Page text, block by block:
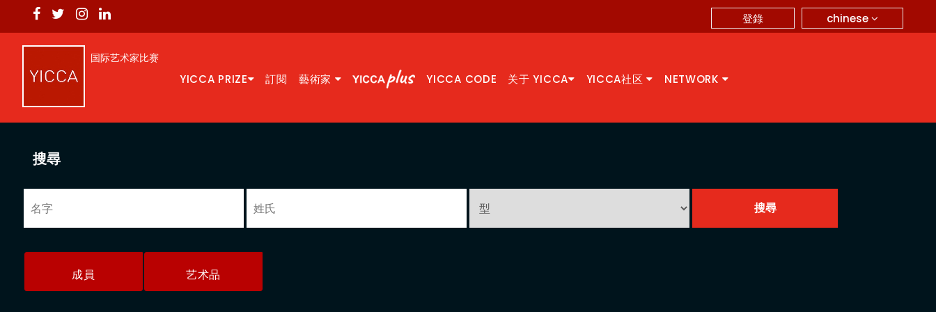
chinese
登錄
国际艺术家比赛
YICCA PRIZE 訂閱 藝術家 YICCA CODE 关于 YICCA YICCA社区 NETWORK
搜尋
成員 艺术品